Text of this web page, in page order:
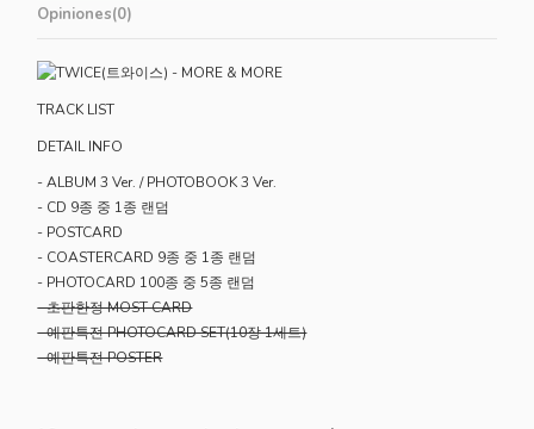
Opiniones(0)
TRACK LIST
DETAIL INFO
- ALBUM 3 Ver. / PHOTOBOOK 3 Ver.
- CD 9종 중 1종 랜덤
- POSTCARD
- COASTERCARD 9종 중 1종 랜덤
- PHOTOCARD 100종 중 5종 랜덤
- 초판한정 MOST CARD
- 예판특전 PHOTOCARD SET(10장 1세트)
- 예판특전 POSTER